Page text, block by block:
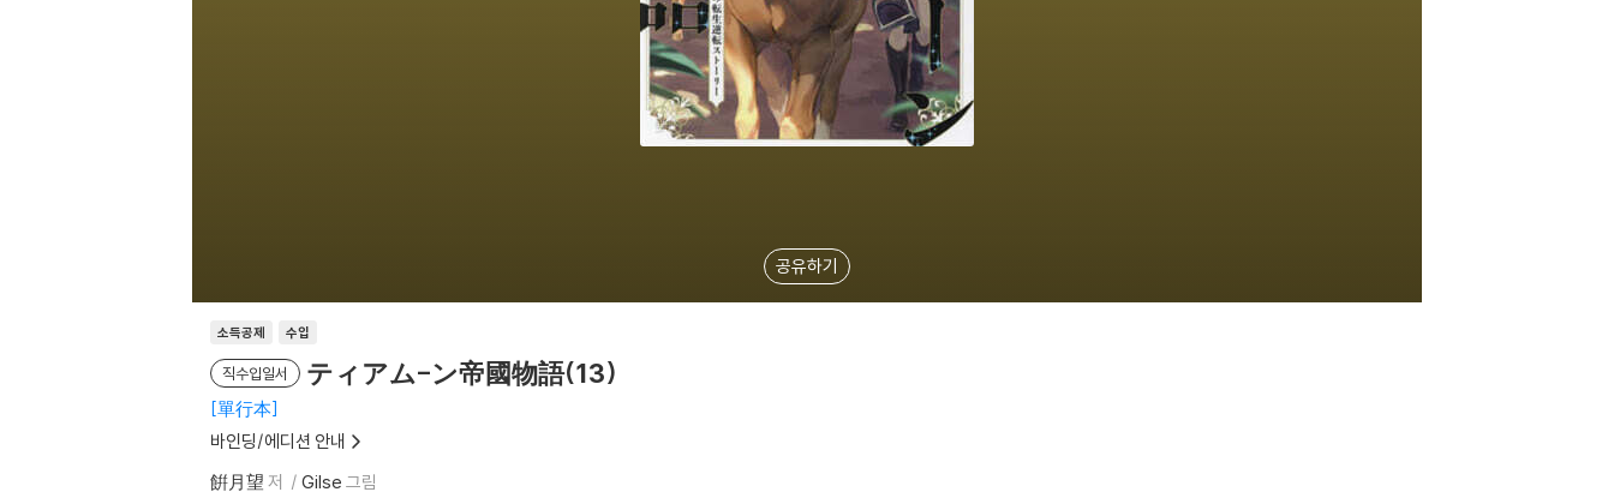
공유하기
소득공제 수입
직수입일서 ティアム-ン帝國物語(13)
單行本
바인딩/에디션 안내
餠月望 저 Gilse 그림